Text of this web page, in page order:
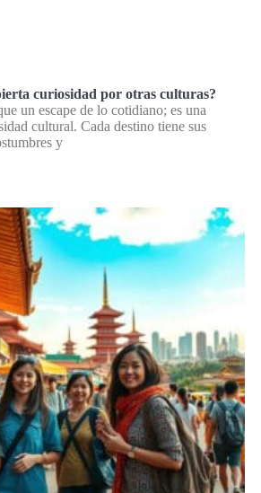
curiosidad por otras culturas?
un escape de lo cotidiano; es una
cultural. Cada destino tiene sus
y